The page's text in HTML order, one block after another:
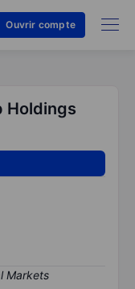
Ouvrir compte
Holdings